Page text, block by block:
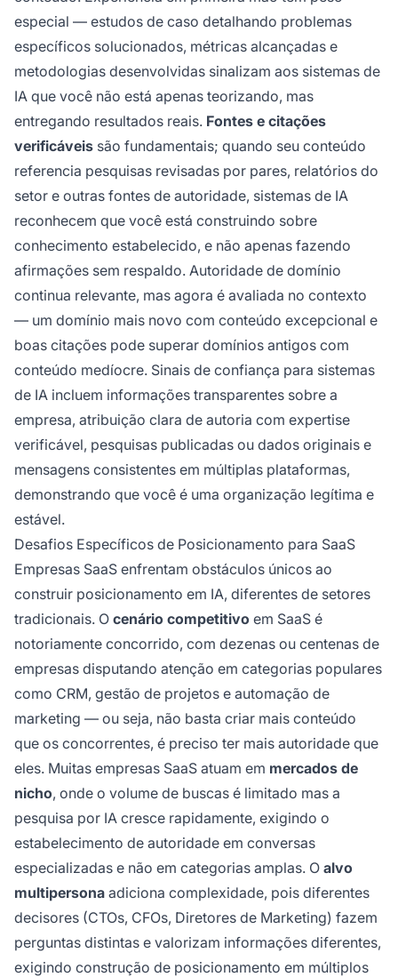
especial — estudos de caso detalhando problemas
específicos solucionados, métricas alcançadas e
metodologias desenvolvidas sinalizam aos sistemas de
IA que você não está apenas teorizando, mas
entregando resultados reais. Fontes e citações
verificáveis são fundamentais; quando seu conteúdo
referencia pesquisas revisadas por pares, relatórios do
setor e outras fontes de autoridade, sistemas de IA
reconhecem que você está construindo sobre
conhecimento estabelecido, e não apenas fazendo
afirmações sem respaldo. Autoridade de domínio
continua relevante, mas agora é avaliada no contexto
— um domínio mais novo com conteúdo excepcional e
boas citações pode superar domínios antigos com
conteúdo medíocre. Sinais de confiança para sistemas
de IA incluem informações transparentes sobre a
empresa, atribuição clara de autoria com expertise
verificável, pesquisas publicadas ou dados originais e
mensagens consistentes em múltiplas plataformas,
demonstrando que você é uma organização legítima e
estável.
Desafios Específicos de Posicionamento para SaaS
Empresas SaaS enfrentam obstáculos únicos ao
construir posicionamento em IA, diferentes de setores
tradicionais. O cenário competitivo em SaaS é
notoriamente concorrido, com dezenas ou centenas de
empresas disputando atenção em categorias populares
como CRM, gestão de projetos e automação de
marketing — ou seja, não basta criar mais conteúdo
que os concorrentes, é preciso ter mais autoridade que
eles. Muitas empresas SaaS atuam em mercados de
nicho, onde o volume de buscas é limitado mas a
pesquisa por IA cresce rapidamente, exigindo o
estabelecimento de autoridade em conversas
especializadas e não em categorias amplas. O alvo
multipersona adiciona complexidade, pois diferentes
decisores (CTOs, CFOs, Diretores de Marketing) fazem
perguntas distintas e valorizam informações diferentes,
exigindo construção de posicionamento em múltiplos